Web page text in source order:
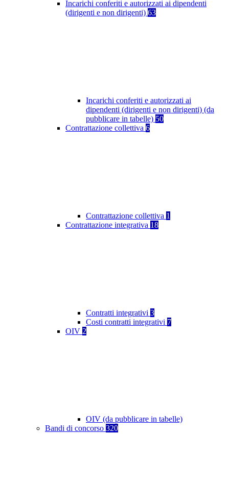
Incarichi conferiti e autorizzati ai dipendenti
(dirigenti e non dirigenti) 63
Incarichi conferiti e autorizzati ai
dipendenti (dirigenti e non dirigenti) (da
pubblicare in tabelle) 50
Contrattazione collettiva 6
Contrattazione collettiva 1
Contrattazione integrativa 18
Contratti integrativi 3
Costi contratti integrativi 7
OIV 2
OIV (da pubblicare in tabelle)
Bandi di concorso 320